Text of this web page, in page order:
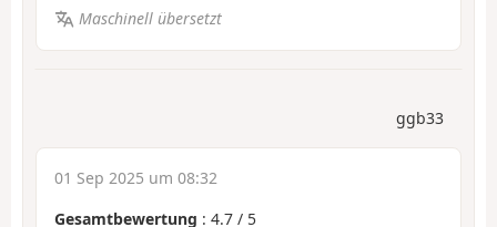
Maschinell übersetzt
ggb33
01 Sep 2025 um 08:32
Gesamtbewertung : 4.7 / 5